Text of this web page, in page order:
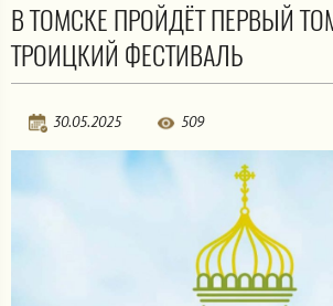
В ТОМСКЕ ПРОЙДЁТ ПЕРВЫЙ
ТРОИЦКИЙ ФЕСТИВАЛЬ
30.05.2025 509